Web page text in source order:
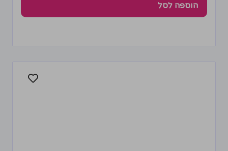
הוספה לסל